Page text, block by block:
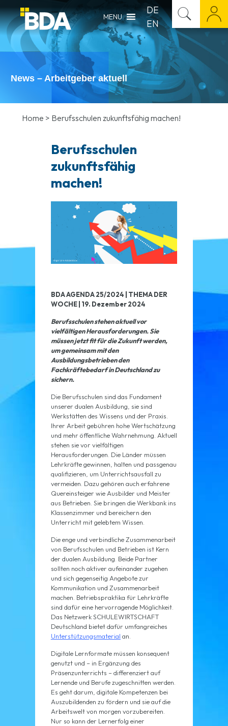
MENU
DE
EN
News – Arbeitgeber aktuell
Home > Berufsschulen zukunftsfähig machen!
Berufsschulen
zukunftsfähig
machen!
BDA AGENDA 25/2024 | THEMA DER
WOCHE | 19. Dezember 2024
Berufsschulen stehen aktuell vor
vielfältigen Herausforderungen. Sie
müssen jetzt fit für die Zukunft werden,
um gemeinsam mit den
Ausbildungsbetrieben den
Fachkräftebedarf in Deutschland zu
sichern.
Die Berufsschulen sind das Fundament
unserer dualen Ausbildung, sie sind
Werkstätten des Wissens und der Praxis.
Ihrer Arbeit gebühren hohe Wertschätzung
und mehr öffentliche Wahrnehmung. Aktuell
stehen sie vor vielfältigen
Herausforderungen. Die Länder müssen
Lehrkräfte gewinnen, halten und passgenau
qualifizieren, um Unterrichtsausfall zu
vermeiden. Dazu gehören auch erfahrene
Quereinsteiger wie Ausbilder und Meister
aus Betrieben. Sie bringen die Werkbank ins
Klassenzimmer und bereichern den
Unterricht mit gelebtem Wissen.
Die enge und verbindliche Zusammenarbeit
von Berufsschulen und Betrieben ist Kern
der dualen Ausbildung. Beide Partner
sollten noch aktiver aufeinander zugehen
und sich gegenseitig Angebote zur
Kommunikation und Zusammenarbeit
machen. Betriebspraktika für Lehrkräfte
sind dafür eine hervorragende Möglichkeit.
Das Netzwerk SCHULEWIRTSCHAFT
Deutschland bietet dafür umfangreiches
Unterstützungsmaterial an.
Digitale Lernformate müssen konsequent
genutzt und – in Ergänzung des
Präsenzunterrichts – differenziert auf
Lernende und Berufe zugeschnitten werden.
Es geht darum, digitale Kompetenzen bei
Auszubildenden zu fördern und sie auf die
Arbeitswelt von morgen vorzubereiten.
Nur so kann der Lernerfolg einer